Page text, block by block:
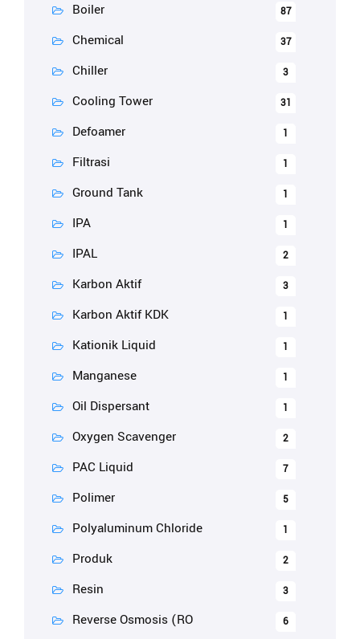
Boiler 87
Chemical 37
Chiller 3
Cooling Tower 31
Defoamer 1
Filtrasi 1
Ground Tank 1
IPA 1
IPAL 2
Karbon Aktif 3
Karbon Aktif KDK 1
Kationik Liquid 1
Manganese 1
Oil Dispersant 1
Oxygen Scavenger 2
PAC Liquid 7
Polimer 5
Polyaluminum Chloride 1
Produk 2
Resin 3
Reverse Osmosis (RO 6